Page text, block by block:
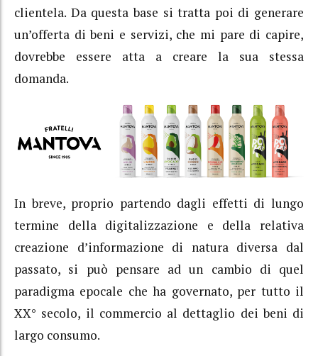
clientela. Da questa base si tratta poi di generare
un’offerta di beni e servizi, che mi pare di capire,
dovrebbe essere atta a creare la sua stessa
domanda.
In breve, proprio partendo dagli effetti di lungo
termine della digitalizzazione e della relativa
creazione d’informazione di natura diversa dal
passato, si può pensare ad un cambio di quel
paradigma epocale che ha governato, per tutto il
XX° secolo, il commercio al dettaglio dei beni di
largo consumo.